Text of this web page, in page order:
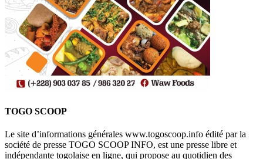
TOGO SCOOP
Le site d’informations générales www.togoscoop.info édité par la
société de presse TOGO SCOOP INFO, est une presse libre et
indépendante togolaise en ligne, qui propose au quotidien des